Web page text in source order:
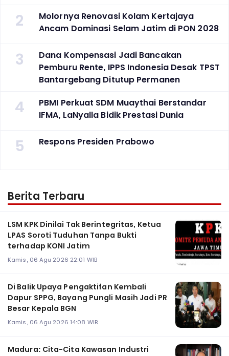
2
Molornya Renovasi Kolam Kertajaya
Ancam Dominasi Selam Jatim di PON 2028
3
Dana Kompensasi Jadi Bancakan
Pemburu Rente, IPPS Indonesia Desak TPST
Bantargebang Ditutup Permanen
4
PBMI Perkuat SDM Muaythai Berstandar
IFMA, LaNyalla Bidik Prestasi Dunia
5 Respons Presiden Prabowo
Berita Terbaru
LSM KPK Dinilai Tak Berintegritas, Ketua
LPAS Soroti Tuduhan Tanpa Bukti
terhadap KONI Jatim
Kamis, 06 Agu 2026 22:01 WIB
Di Balik Upaya Pengaktifan Kembali
Dapur SPPG, Bayang Pungli Masih Jadi PR
Besar Kepala BGN
Kamis, 06 Agu 2026 14:08 WIB
Madura: Cita-Cita Kawasan Industri